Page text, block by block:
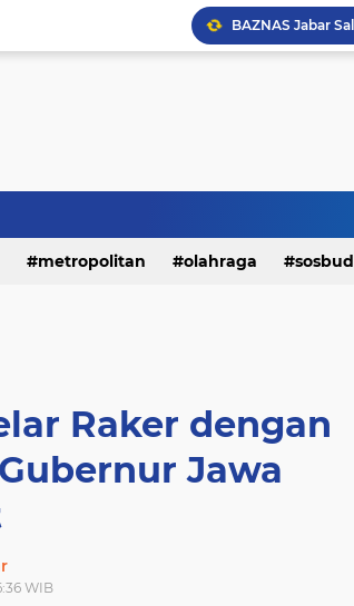
metropolitan olahraga sosbud
Raker dengan
Jawa
WIB